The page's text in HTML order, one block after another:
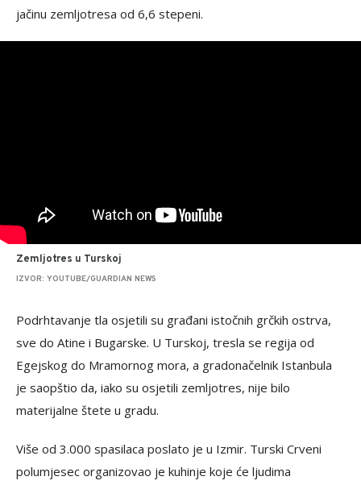
jačinu zemljotresa od 6,6 stepeni.
Zemljotres u Turskoj
IZVOR: YOUTUBE/GUARDIAN NEWS
Podrhtavanje tla osjetili su građani istočnih grčkih ostrva,
sve do Atine i Bugarske. U Turskoj, tresla se regija od
Egejskog do Mramornog mora, a gradonačelnik Istanbula
je saopštio da, iako su osjetili zemljotres, nije bilo
materijalne štete u gradu.
Više od 3.000 spasilaca poslato je u Izmir. Turski Crveni
polumjesec organizovao je kuhinje koje će ljudima